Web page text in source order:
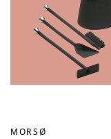
MORSØ